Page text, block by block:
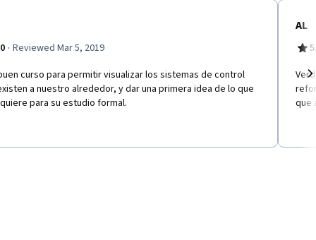
· Reviewed Mar 5, 2019
curso para permitir visualizar los sistemas de control
a nuestro alrededor, y dar una primera idea de lo que
para su estudio formal.
AL
que